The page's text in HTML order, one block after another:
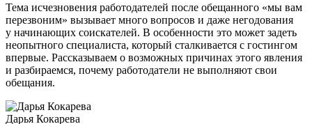
Тема исчезновения работодателей после обещанного «мы вам
перезвоним» вызывает много вопросов и даже негодования
у начинающих соискателей. В особенности это может задеть
неопытного специалиста, который сталкивается с гостингом
впервые. Рассказываем о возможных причинах этого явления
и разбираемся, почему работодатели не выполняют свои
обещания.
Дарья Кокарева